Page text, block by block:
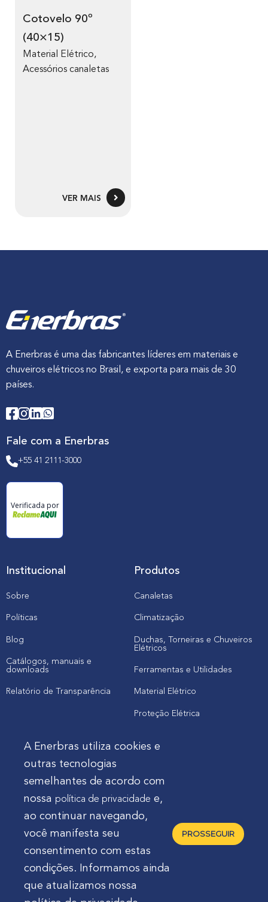
Cotovelo 90º
(40×15)
Material Elétrico,
Acessórios canaletas
VER MAIS
A Enerbras é uma das fabricantes líderes em materiais e
chuveiros elétricos no Brasil, e exporta para mais de 30
países.
Fale com a Enerbras
+55 41 2111-3000
Verificada por
Institucional
Sobre
Políticas
Blog
Catálogos, manuais e
downloads
Relatório de Transparência
Produtos
Canaletas
Climatização
Duchas, Torneiras e Chuveiros
Elétricos
Ferramentas e Utilidades
Material Elétrico
Proteção Elétrica
Cliente
Onde comprar produtos
Quero Enerbras na minha loja
A Enerbras utiliza cookies e
outras tecnologias
semelhantes de acordo com
nossa política de privacidade e,
ao continuar navegando,
você manifesta seu
consentimento com estas
condições. Informamos ainda
que atualizamos nossa
PROSSEGUIR